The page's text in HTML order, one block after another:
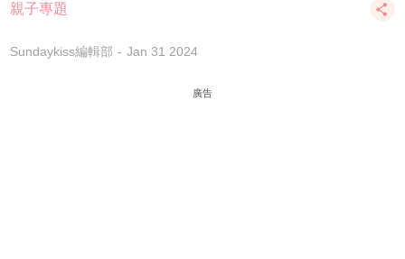
親子專題
Sundaykiss編輯部 Jan 31 2024
廣告